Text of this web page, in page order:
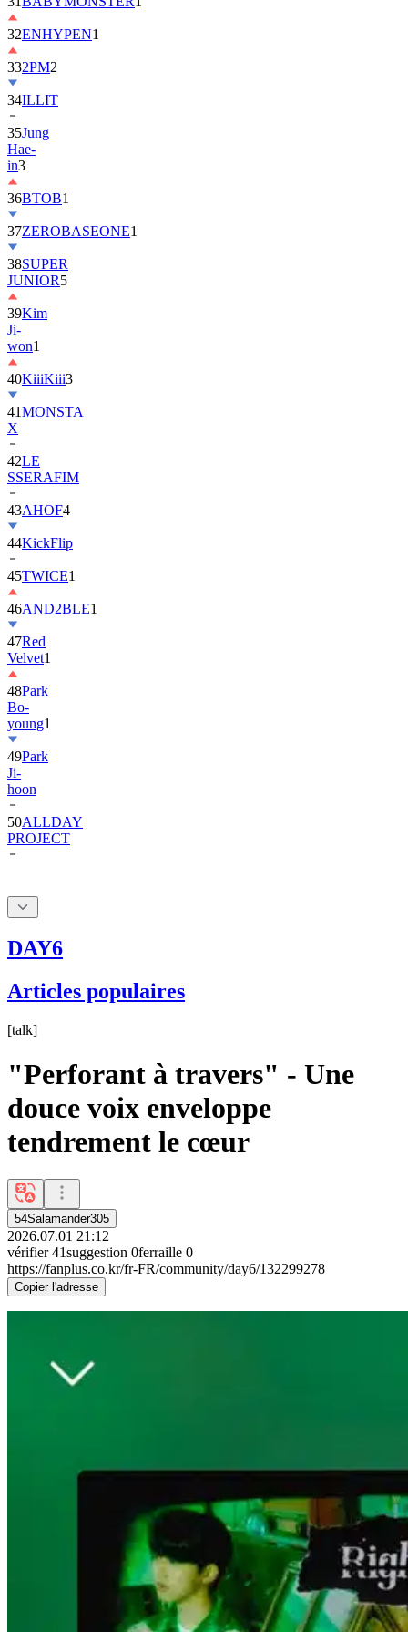
332PM2
34ILLIT
35Jung
Hae-
in3
36BTOB
37ZEROBASEONE
38SUPER
JUNIOR
39Kim
Ji-
won1
40KiiiKiii
41MONSTA
X
42
SSERAFIM
43AHOF4
44KickFlip
45TWICE1
46AND2BLE
47Red
Velvet
48Park
Bo-
young1
49Park
Ji-
hoon
50ALLDAY
PROJECT
DAY6
Articles populaires
[talk]
"Perforant à travers" - Une
douce voix enveloppe
tendrement le cœur
54Salamander305
2026.07.01 21:12
vérifier 41suggestion 0ferraille 0
https://fanplus.co.kr/fr-FR/community/day6/132299278
Copier l'adresse